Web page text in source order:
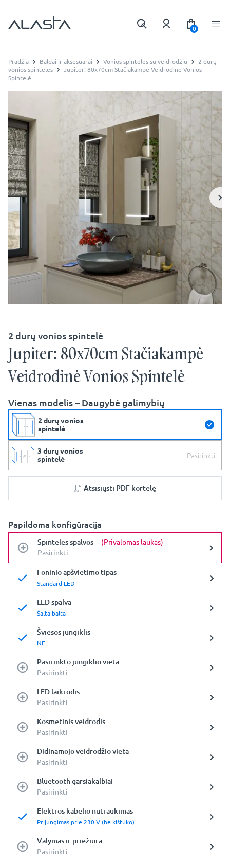
0
Pradžia Baldai ir aksesuarai Vonios spintelės su veidrodžiu
2 durų
vonios spintelės
Jupiter: 80x70cm Stačiakampė Veidrodinė Vonios
Spintelė
2 durų vonios spintelė
Jupiter: 80x70cm Stačiakampė
Veidrodinė Vonios Spintelė
Vienas modelis – Daugybė galimybių
2 durų vonios
spintelė
3 durų vonios
spintelė
Pasirinkti
Atsisiųsti PDF kortelę
Papildoma konfigūracija
Spintelės spalvos
(Privalomas laukas)
Pasirinkti
Foninio apšvietimo tipas
Standard LED
LED spalva
Šalta balta
Šviesos jungiklis
NE
Pasirinkto jungiklio vieta
Pasirinkti
LED laikrodis
Pasirinkti
Kosmetinis veidrodis
Pasirinkti
Didinamojo veidrodžio vieta
Pasirinkti
Bluetooth garsiakalbiai
Pasirinkti
Elektros kabelio nutraukimas
Prijungimas prie 230 V (be kištuko)
Valymas ir priežiūra
Pasirinkti